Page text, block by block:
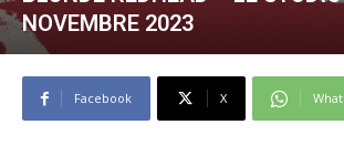
NOVEMBRE 2023
Facebook X